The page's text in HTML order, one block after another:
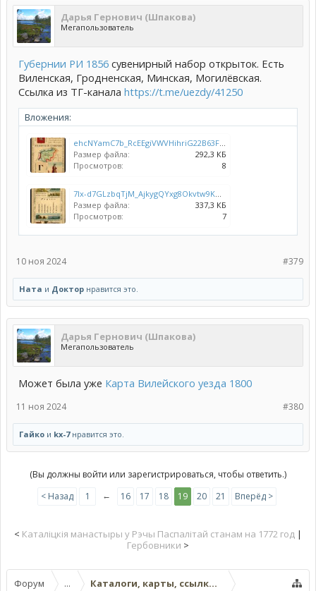
Дарья Гернович (Шпакова)
Мегапользователь
Губернии РИ 1856 сувенирный набор открыток. Есть
Виленская, Гродненская, Минская, Могилёвская.
Ссылка из ТГ-канала https://t.me/uezdy/41250
Вложения:
Размер файла:
292,3 КБ
Просмотров:
8
Размер файла:
337,3 КБ
Просмотров:
7
#379
10 ноя 2024
Ната и Доктор нравится это.
Дарья Гернович (Шпакова)
Мегапользователь
Может была уже Карта Вилейского уезда 1800
#380
11 ноя 2024
Гайко и kx-7нравится это.
(Вы должны войти или зарегистрироваться, чтобы ответить.)
< Назад
1 ← 16 17 18 19 20 21 Вперёд >
< Каталіцкія манастыры у Рэчы Паспалітай станам на 1772 год |
Гербовники >
Форум ... Каталоги, карты, ссылки на другие